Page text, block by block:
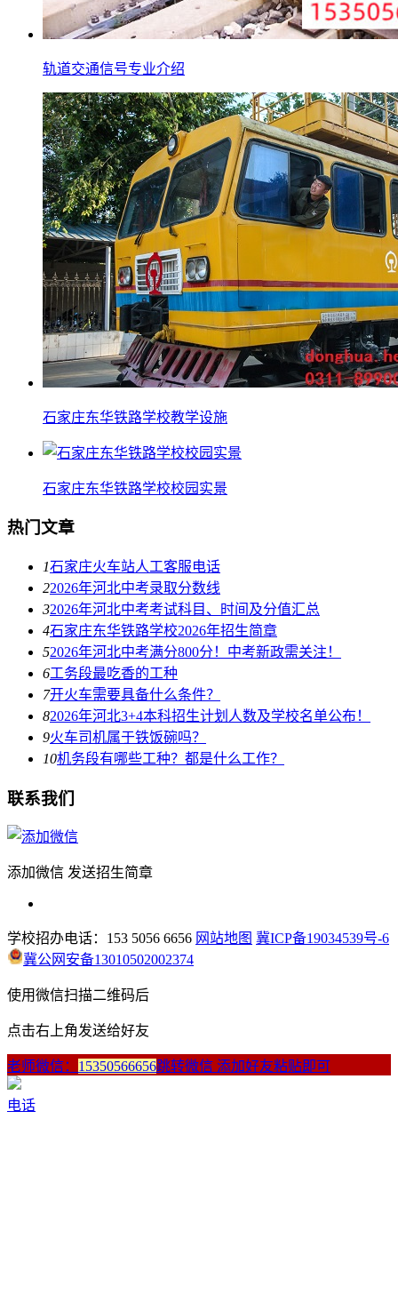
轨道交通信号专业介绍
石家庄东华铁路学校教学设施
石家庄东华铁路学校校园实景
热门文章
1石家庄火车站人工客服电话
22026年河北中考录取分数线
32026年河北中考考试科目、时间及分值汇总
4石家庄东华铁路学校2026年招生简章
52026年河北中考满分800分！中考新政需关注！
6工务段最吃香的工种
7开火车需要具备什么条件？
82026年河北3+4本科招生计划人数及学校名单公布！
9火车司机属于铁饭碗吗？
10机务段有哪些工种？都是什么工作？
联系我们
添加微信 发送招生简章
学校招办电话：153 5056 6656 网站地图 冀ICP备19034539号-6
冀公网安备13010502002374
使用微信扫描二维码后
点击右上角发送给好友
老师微信： 15350566656跳转微信 添加好友粘贴即可
电话